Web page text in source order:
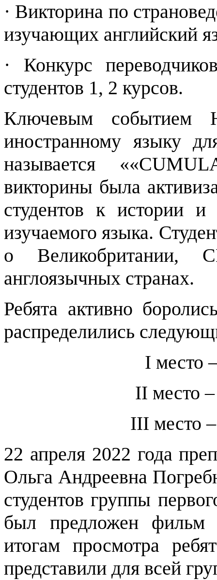
· Викторина по
изучающих английский
· Конкурс
студентов 1, 2 курсов.
Ключевым событием
иностранному языку
называется
викторины была
студентов к истории и
изучаемого языка.
о
англоязычных странах.
Ребята активно
распределились
I место
II место
III место
22 апреля 2022 года
Ольга Андреевна
студентов группы
был предложен
итогам просмотра
представили для всей